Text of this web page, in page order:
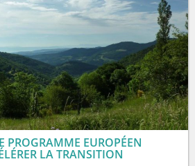
PROGRAMME EUROPÉEN
LA TRANSITION